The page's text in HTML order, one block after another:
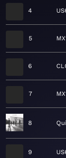
4
5
6
7
8
9